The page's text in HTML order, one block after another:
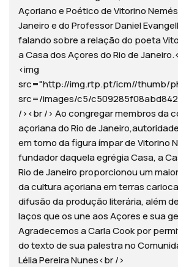
Açoriano e Poético de Vitorino
Janeiro e do Professor Daniel
falando sobre a relação do poeta
a Casa dos Açores do Rio de
<img
src="http://img.rtp.pt/icm//thumb/
src=/images/c5/
/><br /> Ao congregar membros da
açoriana do Rio de
em torno da figura ímpar de Vitorino
fundador daquela egrégia Casa, a
Rio de Janeiro proporcionou um
da cultura açoriana em terras
difusão da produção literária, além
laços que os une aos Açores e sua
Agradecemos a Carla Cook por
do texto de sua palestra no
Lélia Pereira Nunes<br />